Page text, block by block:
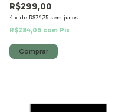
R$299,00
4 x de R$74,75 sem juros
R$284,05 com Pix